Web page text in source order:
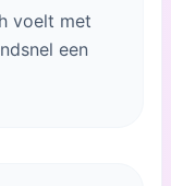
voelt met
een